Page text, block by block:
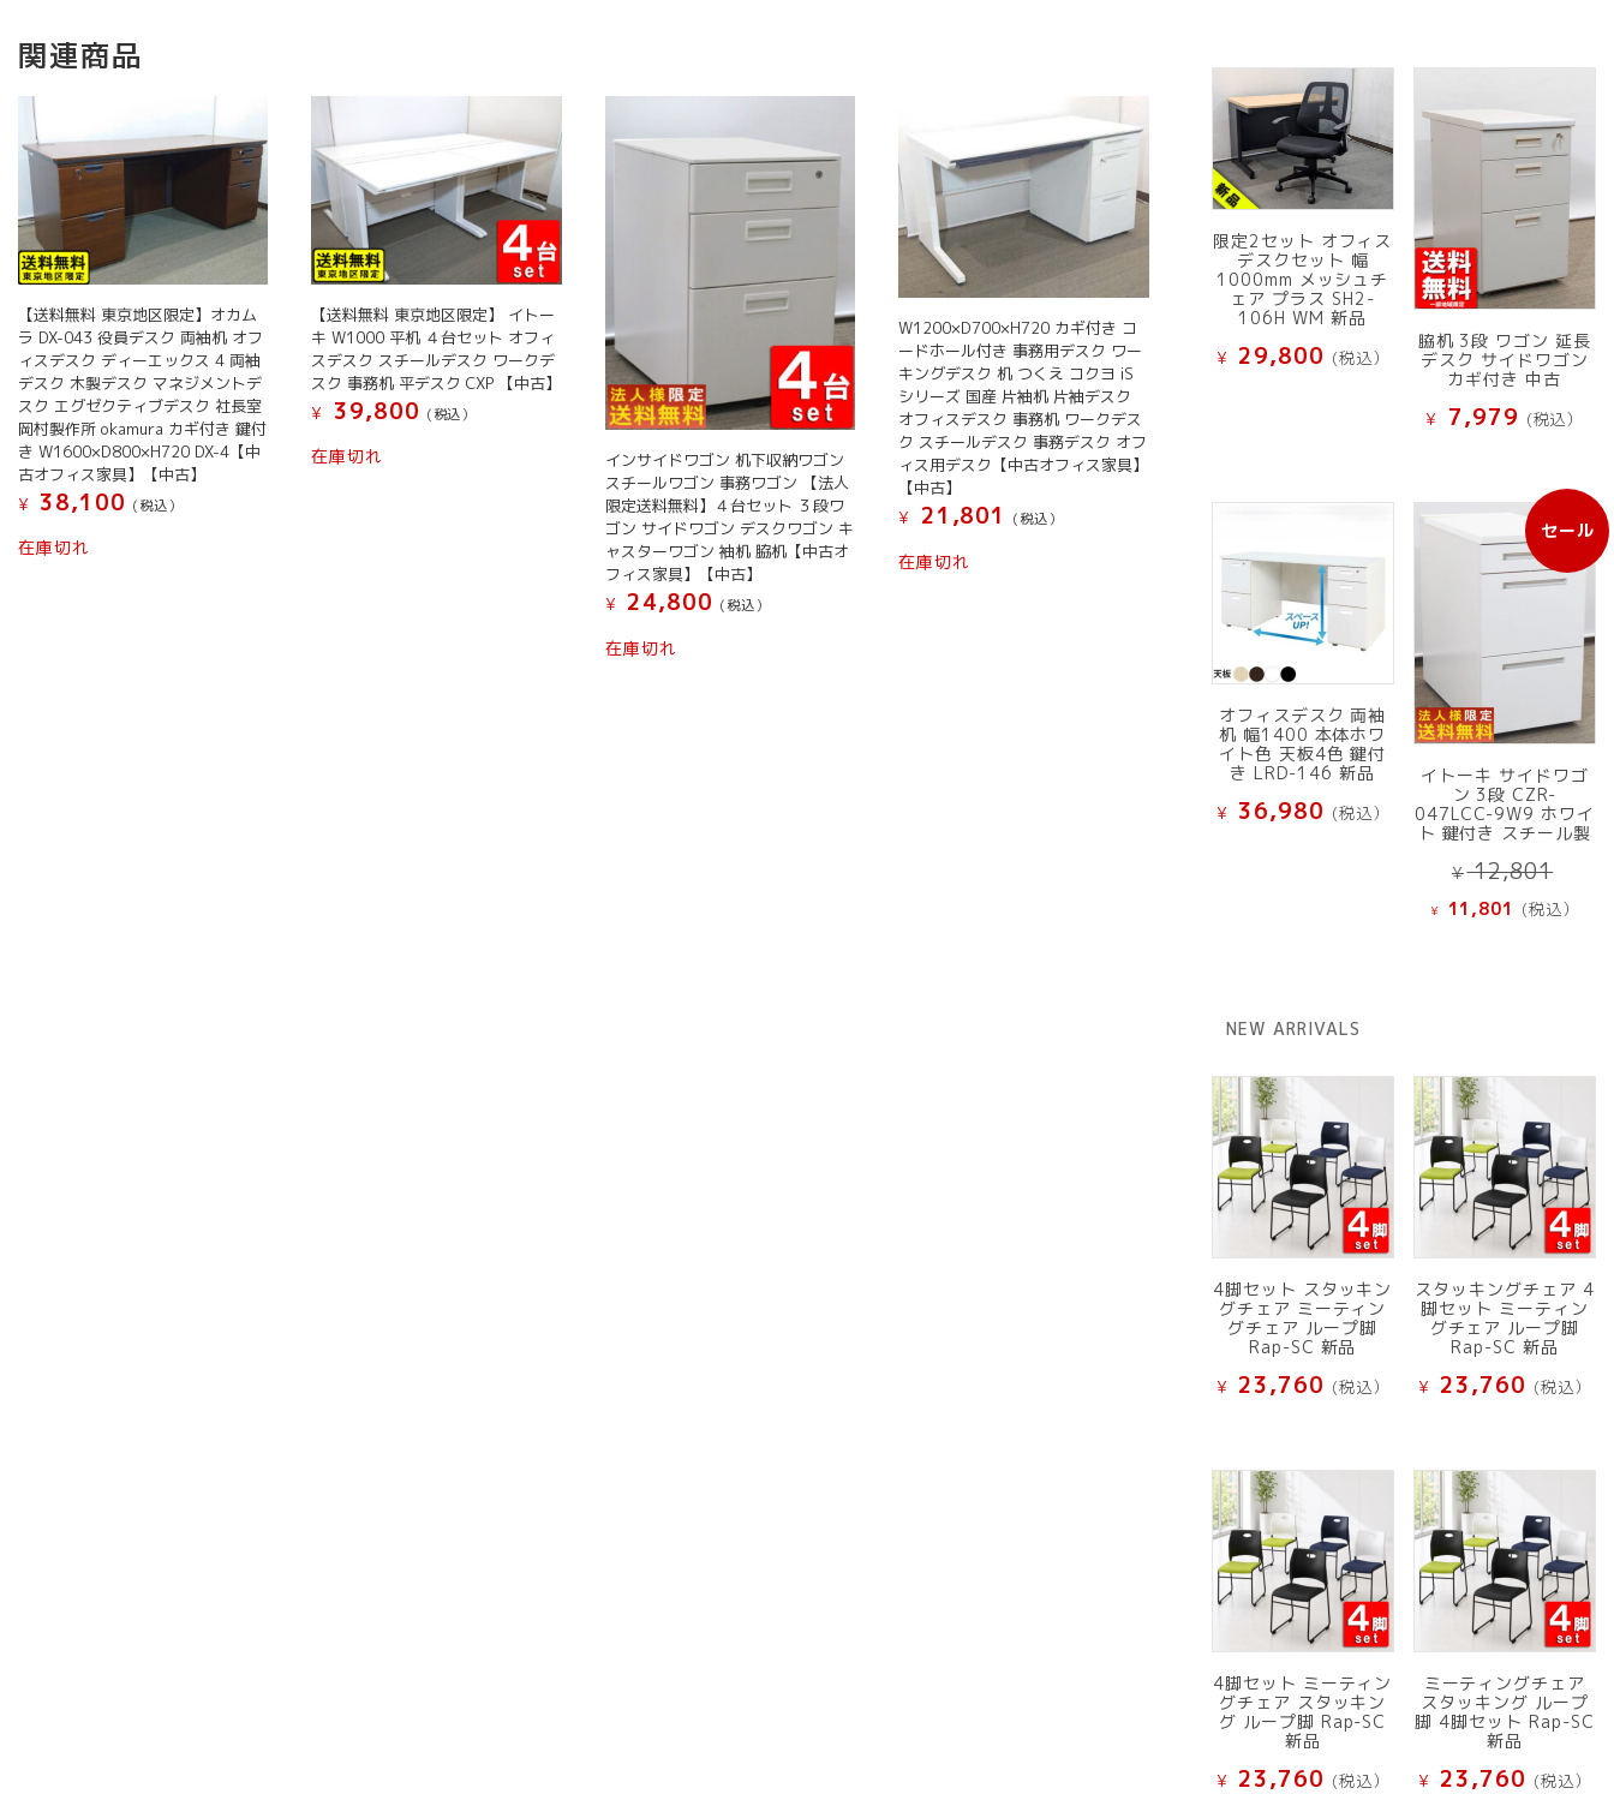
関連商品
【送料無料 東京地区限定】オカム
ラ DX-043 役員デスク 両袖机 オフ
ィスデスク ディーエックス 4 両袖
デスク 木製デスク マネジメントデ
スク エグゼクティブデスク 社長室
岡村製作所 okamura カギ付き 鍵付
き W1600×D800×H720 DX-4【中
古オフィス家具】【中古】
¥
38,100 (税込）
在庫切れ
【送料無料 東京地区限定】 イトー
キ W1000 平机 ４台セット オフィ
スデスク スチールデスク ワークデ
スク 事務机 平デスク CXP 【中古】
¥
39,800 (税込）
在庫切れ
インサイドワゴン 机下収納ワゴン
スチールワゴン 事務ワゴン 【法人
限定送料無料】４台セット ３段ワ
ゴン サイドワゴン デスクワゴン キ
ャスターワゴン 袖机 脇机【中古オ
フィス家具】【中古】
¥ 24,800 (税込）
在庫切れ
W1200×D700×H720 カギ付き コ
ードホール付き 事務用デスク ワー
キングデスク 机 つくえ コクヨ iS
シリーズ 国産 片袖机 片袖デスク
オフィスデスク 事務机 ワークデス
ク スチールデスク 事務デスク オフ
ィス用デスク【中古オフィス家具】
【中古】
¥
21,801 (税込）
在庫切れ
限定2セット オフィス
デスクセット 幅
1000mm メッシュチ
ェア プラス SH2-
106H WM 新品
¥ 29,800 (税込）
脇机 3段 ワゴン 延長
デスク サイドワゴン
カギ付き 中古
¥ 7,979 (税込）
オフィスデスク 両袖
机 幅1400 本体ホワ
イト色 天板4色 鍵付
き LRD-146 新品
¥ 36,980 (税込）
セール
販
売
中
品
イトーキ サイドワゴ
ン 3段 CZR-
047LCC-9W9 ホワイ
ト 鍵付き スチール製
¥12,801
の
価
¥ 11,801 現
で
す。
(税込）
NEW ARRIVALS
4脚セット スタッキン
グチェア ミーティン
グチェア ループ脚
Rap-SC 新品
¥ 23,760 (税込）
スタッキングチェア 4
脚セット ミーティン
グチェア ループ脚
Rap-SC 新品
¥ 23,760 (税込）
4脚セット ミーティン
グチェア スタッキン
グ ループ脚 Rap-SC
新品
¥ 23,760 (税込）
ミーティングチェア
スタッキング ループ
脚 4脚セット Rap-SC
新品
¥ 23,760 (税込）